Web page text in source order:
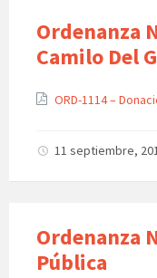
Ordenanza
Camilo Del
ORD-1114 –
11 septiembre,
Ordenanza
Pública